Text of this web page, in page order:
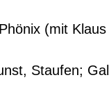
(mit
Staufen;